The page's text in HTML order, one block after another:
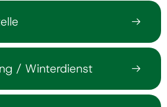
/ Winterdienst